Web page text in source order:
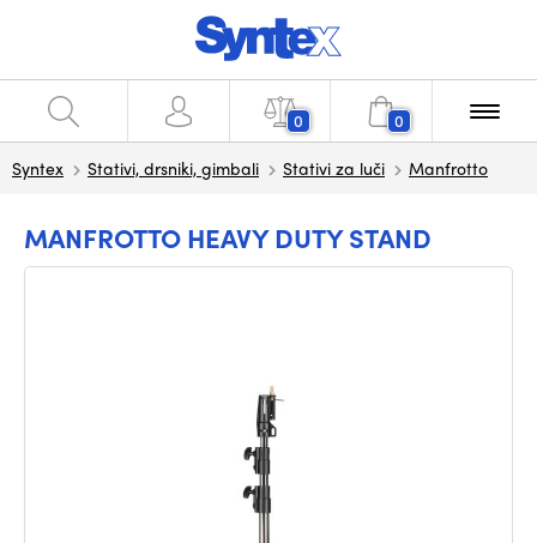
0 0
Syntex Stativi, drsniki, gimbali Stativi za luči Manfrotto
MANFROTTO HEAVY DUTY STAND